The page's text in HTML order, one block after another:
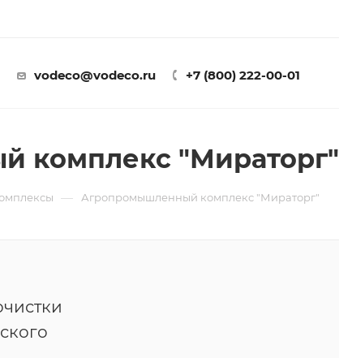
vodeco@vodeco.ru +7 (800) 222-00-01
комплекс "Мираторг"
— Агропромышленный комплекс "Мираторг"